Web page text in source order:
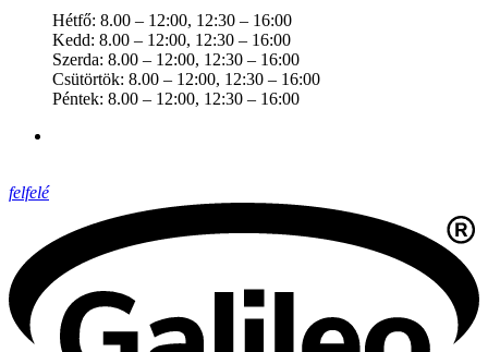
Hétfő: 8.00 – 12:00, 12:30 – 16:00
Kedd: 8.00 – 12:00, 12:30 – 16:00
Szerda: 8.00 – 12:00, 12:30 – 16:00
Csütörtök: 8.00 – 12:00, 12:30 – 16:00
Péntek: 8.00 – 12:00, 12:30 – 16:00
felfelé